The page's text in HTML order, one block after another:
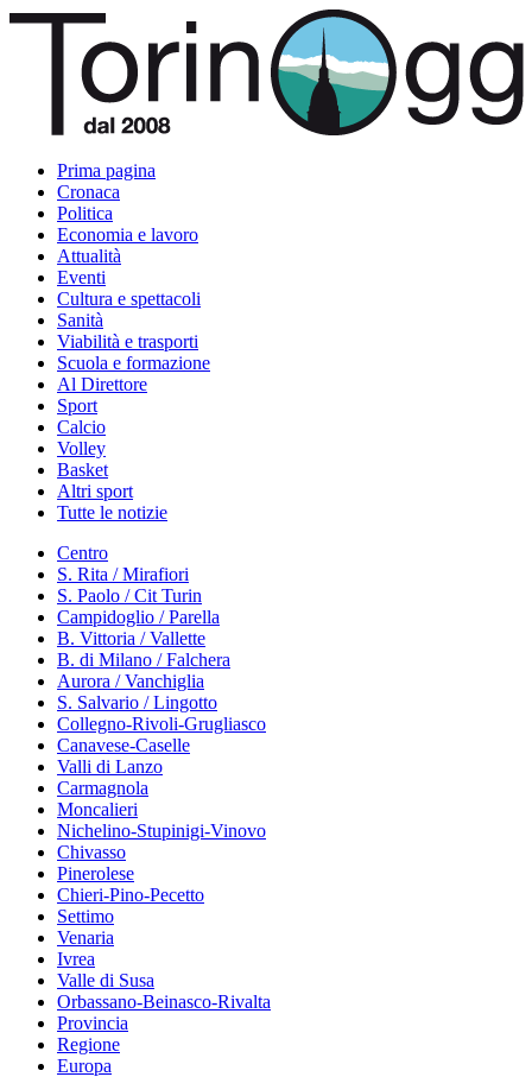
Prima pagina
Cronaca
Politica
Economia e lavoro
Attualità
Eventi
Cultura e spettacoli
Sanità
Viabilità e trasporti
Scuola e formazione
Al Direttore
Sport
Calcio
Volley
Basket
Altri sport
Tutte le notizie
Centro
S. Rita / Mirafiori
S. Paolo / Cit Turin
Campidoglio / Parella
B. Vittoria / Vallette
B. di Milano / Falchera
Aurora / Vanchiglia
S. Salvario / Lingotto
Collegno-Rivoli-Grugliasco
Canavese-Caselle
Valli di Lanzo
Carmagnola
Moncalieri
Nichelino-Stupinigi-Vinovo
Chivasso
Pinerolese
Chieri-Pino-Pecetto
Settimo
Venaria
Ivrea
Valle di Susa
Orbassano-Beinasco-Rivalta
Provincia
Regione
Europa